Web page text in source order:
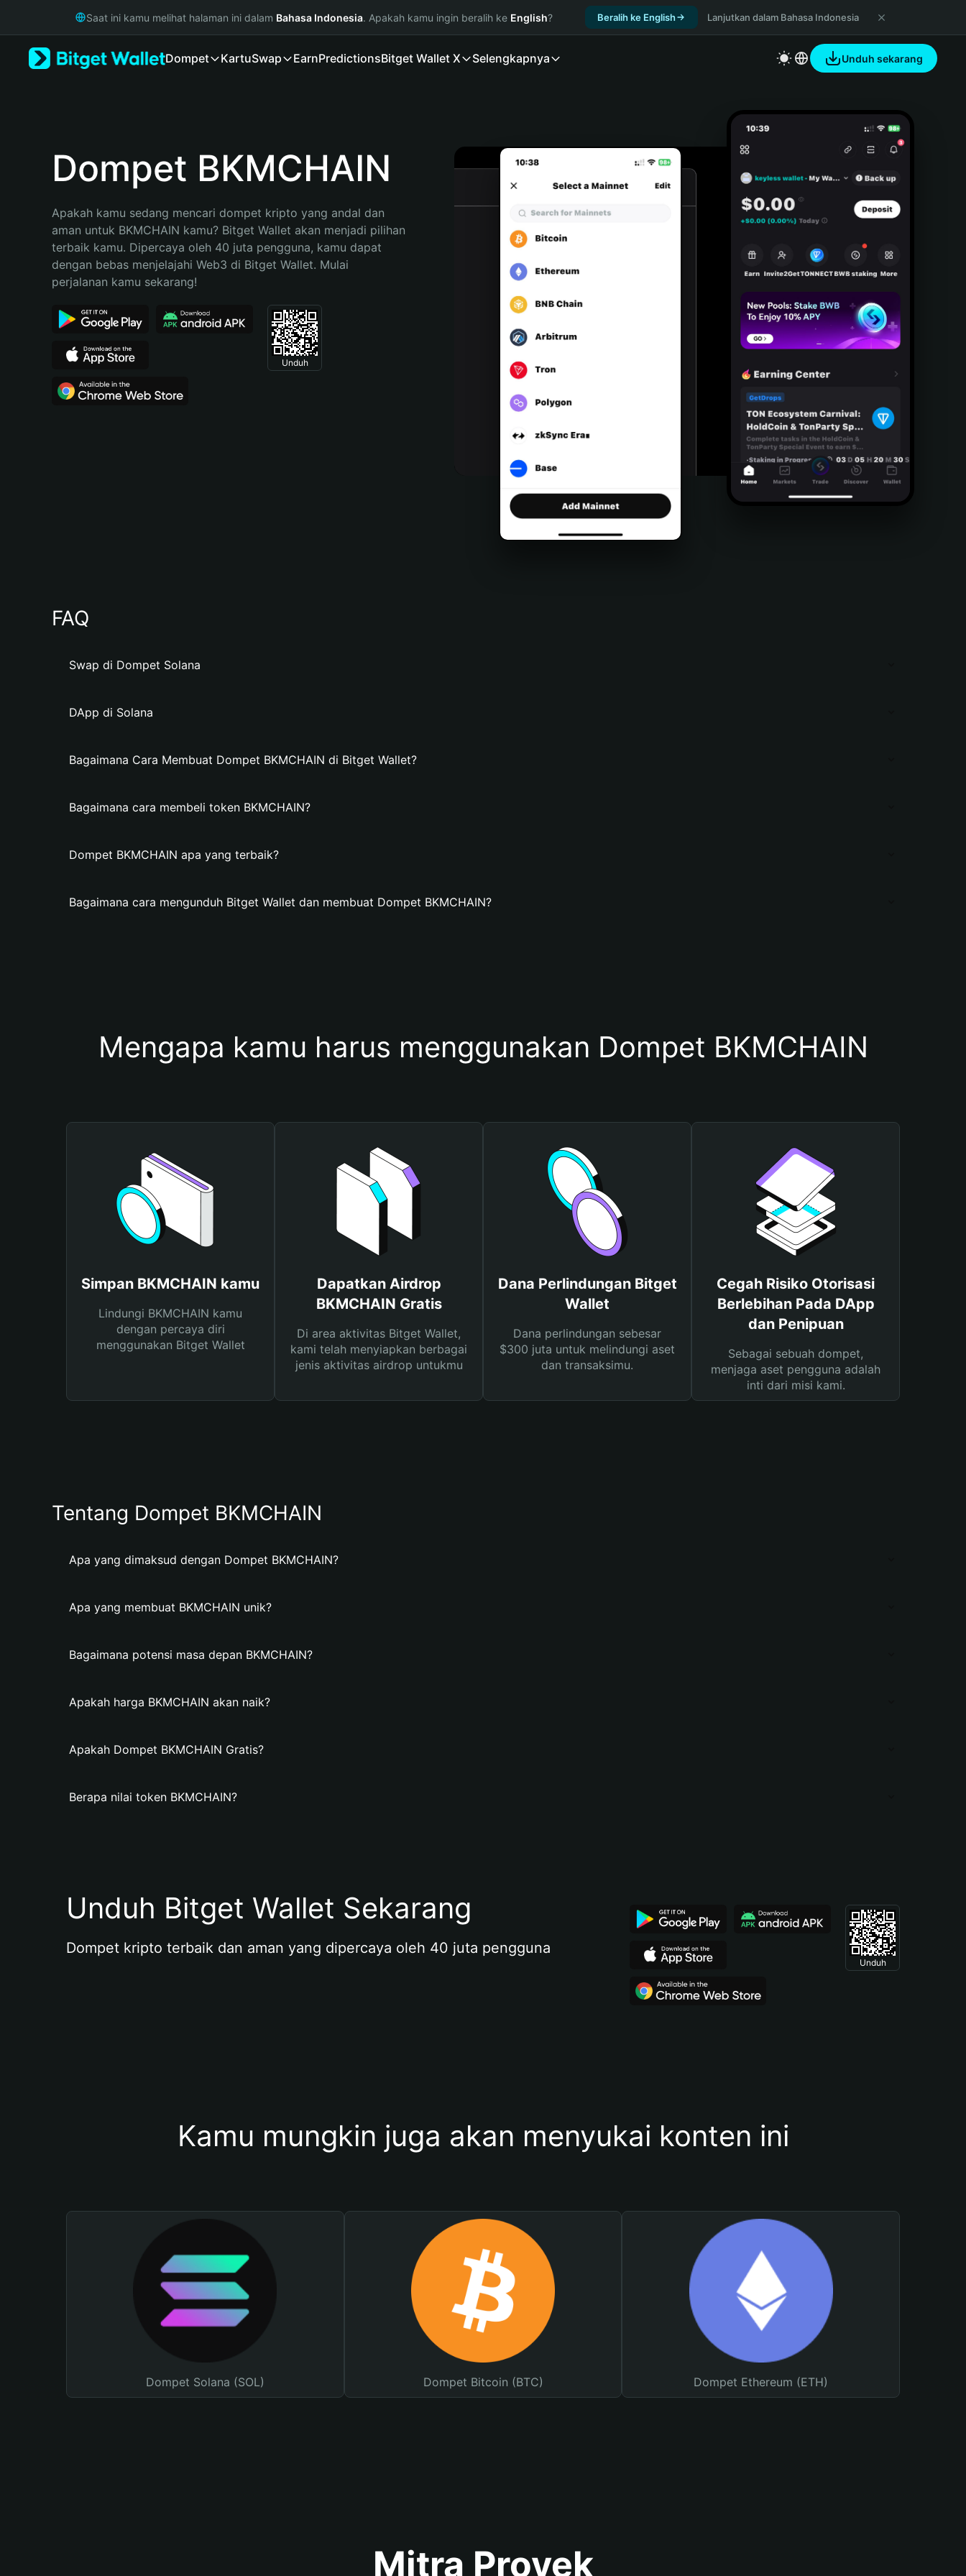
Русский
Bahasa Indonesia
Español (Argentina)
Saat ini kamu melihat halaman ini dalam Bahasa Indonesia. Apakah kamu ingin beralih ke English? Beralih ke English Lanjutkan dalam Bahasa Indonesia
Dompet KartuSwap EarnPredictionsBitget Wallet X Selengkapnya Unduh sekarang
Dompet BKMCHAIN
Apakah kamu sedang mencari dompet kripto yang andal dan
aman untuk BKMCHAIN kamu? Bitget Wallet akan menjadi pilihan
terbaik kamu. Dipercaya oleh 40 juta pengguna, kamu dapat
dengan bebas menjelajahi Web3 di Bitget Wallet. Mulai
perjalanan kamu sekarang!
Unduh
FAQ
Swap di Dompet Solana
DApp di Solana
Bagaimana Cara Membuat Dompet BKMCHAIN di Bitget Wallet?
Bagaimana cara membeli token BKMCHAIN?
Dompet BKMCHAIN apa yang terbaik?
Bagaimana cara mengunduh Bitget Wallet dan membuat Dompet BKMCHAIN?
Mengapa kamu harus menggunakan Dompet BKMCHAIN
Simpan BKMCHAIN kamu
Lindungi BKMCHAIN kamu
dengan percaya diri
menggunakan Bitget Wallet
Dapatkan Airdrop
BKMCHAIN Gratis
Di area aktivitas Bitget Wallet,
kami telah menyiapkan berbagai
jenis aktivitas airdrop untukmu
Dana Perlindungan Bitget
Wallet
Dana perlindungan sebesar
$300 juta untuk melindungi aset
dan transaksimu.
Cegah Risiko Otorisasi
Berlebihan Pada DApp
dan Penipuan
Sebagai sebuah dompet,
menjaga aset pengguna adalah
inti dari misi kami.
Tentang Dompet BKMCHAIN
Apa yang dimaksud dengan Dompet BKMCHAIN?
Apa yang membuat BKMCHAIN unik?
Bagaimana potensi masa depan BKMCHAIN?
Apakah harga BKMCHAIN akan naik?
Apakah Dompet BKMCHAIN Gratis?
Berapa nilai token BKMCHAIN?
Unduh Bitget Wallet Sekarang
Dompet kripto terbaik dan aman yang dipercaya oleh 40 juta pengguna
Unduh
Kamu mungkin juga akan menyukai konten ini
Dompet Solana (SOL) Dompet Bitcoin (BTC) Dompet Ethereum (ETH)
Mitra Proyek